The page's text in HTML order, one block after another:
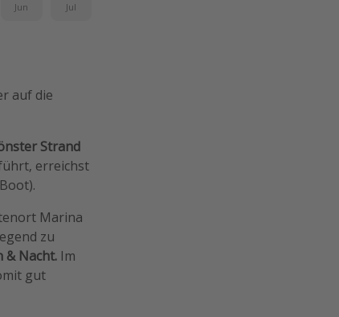
Jun Jul
auf die
Strand
erreichst
Marina
zu
& Nacht. Im
gut